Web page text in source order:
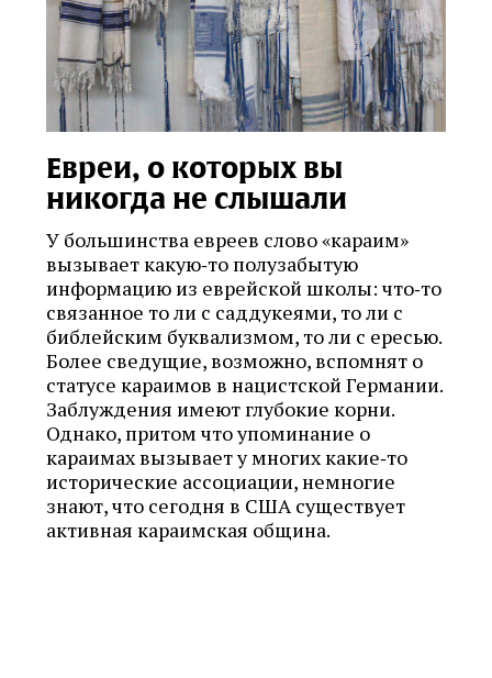
Евреи, о которых вы
никогда не слышали
У большинства евреев слово «караим»
вызывает какую‑то полузабытую
информацию из еврейской школы: что‑то
связанное то ли с саддукеями, то ли с
библейским буквализмом, то ли с ересью.
Более сведущие, возможно, вспомнят о
статусе караимов в нацистской Германии.
Заблуждения имеют глубокие корни.
Однако, притом что упоминание о
караимах вызывает у многих какие‑то
исторические ассоциации, немногие
знают, что сегодня в США существует
активная караимская община.